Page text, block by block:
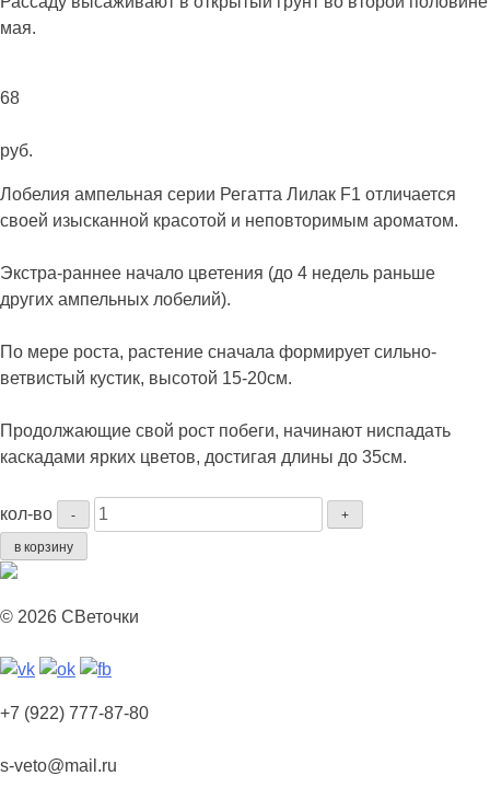
мая.
68
руб.
Лобелия ампельная серии Регатта Лилак F1 отличается
своей изысканной красотой и неповторимым ароматом.
Экстра-раннее начало цветения (до 4 недель раньше
других ампельных лобелий).
По мере роста, растение сначала формирует сильно-
ветвистый кустик, высотой 15-20см.
Продолжающие свой рост побеги, начинают ниспадать
каскадами ярких цветов, достигая длины до 35см.
кол-во
Количество
Лобелия
Регатта
F1
REGATTA®.
- +
в корзину
© 2026 СВеточки
+7 (922) 777-87-80
s-veto@mail.ru